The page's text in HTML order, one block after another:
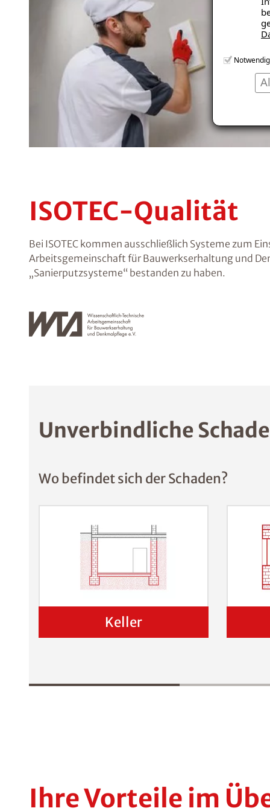
Notwendig
ISOTEC-Qualität
Bei ISOTEC kommen ausschließlich Systeme zum
Arbeitsgemeinschaft für Bauwerkserhaltung und
„Sanierputzsysteme“ bestanden zu haben.
Unverbindliche
Wo befindet sich der Schaden?
Keller
Ihre Vorteile im